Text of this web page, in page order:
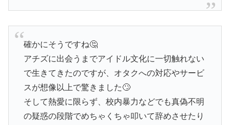
確かにそうですね🤔
アチズに出会うまでアイドル文化に一切触れない
で生きてきたのですが、オタクへの対応やサービ
スが想像以上で驚きました🙄
そして熱愛に限らず、校内暴力などでも真偽不明
の疑惑の段階でめちゃくちゃ叩いて辞めさせたり